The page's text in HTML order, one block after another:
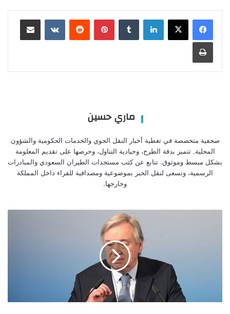
لينكدإن بينتيريست مشاركة عبر البريد
طباعة
ماري حسين
صحفية متخصصة في تغطية أخبار النقل الجوي والخدمات الحكومية والشؤون
المحلية. تتميز بدقة الطرح، وحيادية التناول، وحرصها على تقديم المعلومة
بشكل مبسط وموثوق. تتابع عن كثب مستجدات الطيران السعودي والمبادرات
الرسمية، وتسعى لنقل الخبر بموضوعية ومصداقية للقراء داخل المملكة
وخارجها.